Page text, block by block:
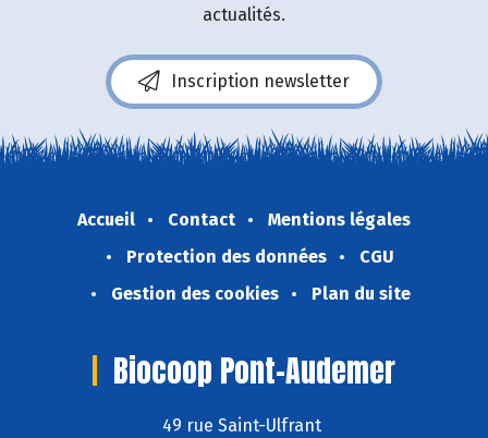
actualités.
Inscription newsletter
Accueil Contact
Mentions légales
Protection des données
CGU
Gestion des cookies
Plan du site
Biocoop Pont-Audemer
49 rue Saint-Ulfrant